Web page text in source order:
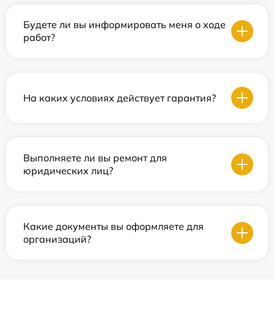
Будете ли вы информировать меня о ходе
работ?
На каких условиях действует гарантия?
Выполняете ли вы ремонт для
юридических лиц?
Какие документы вы оформляете для
организаций?